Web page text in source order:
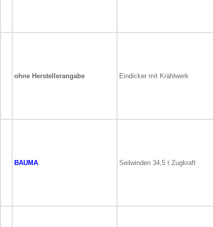
ohne Herstellerangabe Eindicker mit Krählwerk
BAUMA Seilwinden 34,5 t Zugkraft